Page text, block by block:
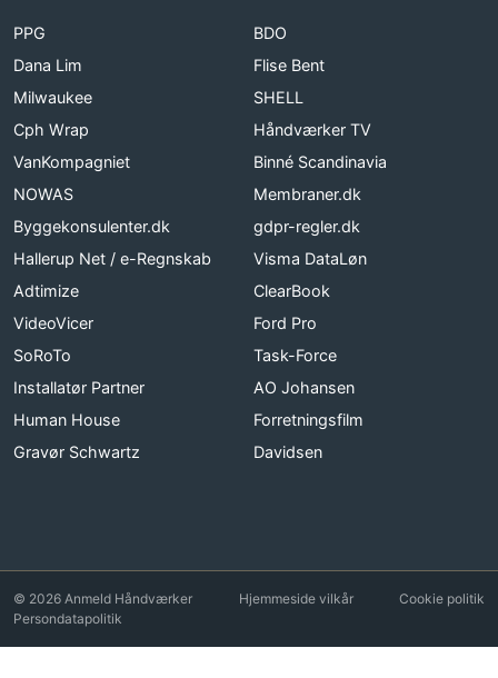
PPG
BDO
Dana Lim
Flise Bent
Milwaukee
SHELL
Cph Wrap
Håndværker TV
VanKompagniet
Binné Scandinavia
NOWAS
Membraner.dk
Byggekonsulenter.dk
gdpr-regler.dk
Hallerup Net / e-Regnskab
Visma DataLøn
Adtimize
ClearBook
VideoVicer
Ford Pro
SoRoTo
Task-Force
Installatør Partner
AO Johansen
Human House
Forretningsfilm
Gravør Schwartz
Davidsen
© 2026 Anmeld Håndværker Hjemmeside vilkår
Cookie politik
Persondatapolitik